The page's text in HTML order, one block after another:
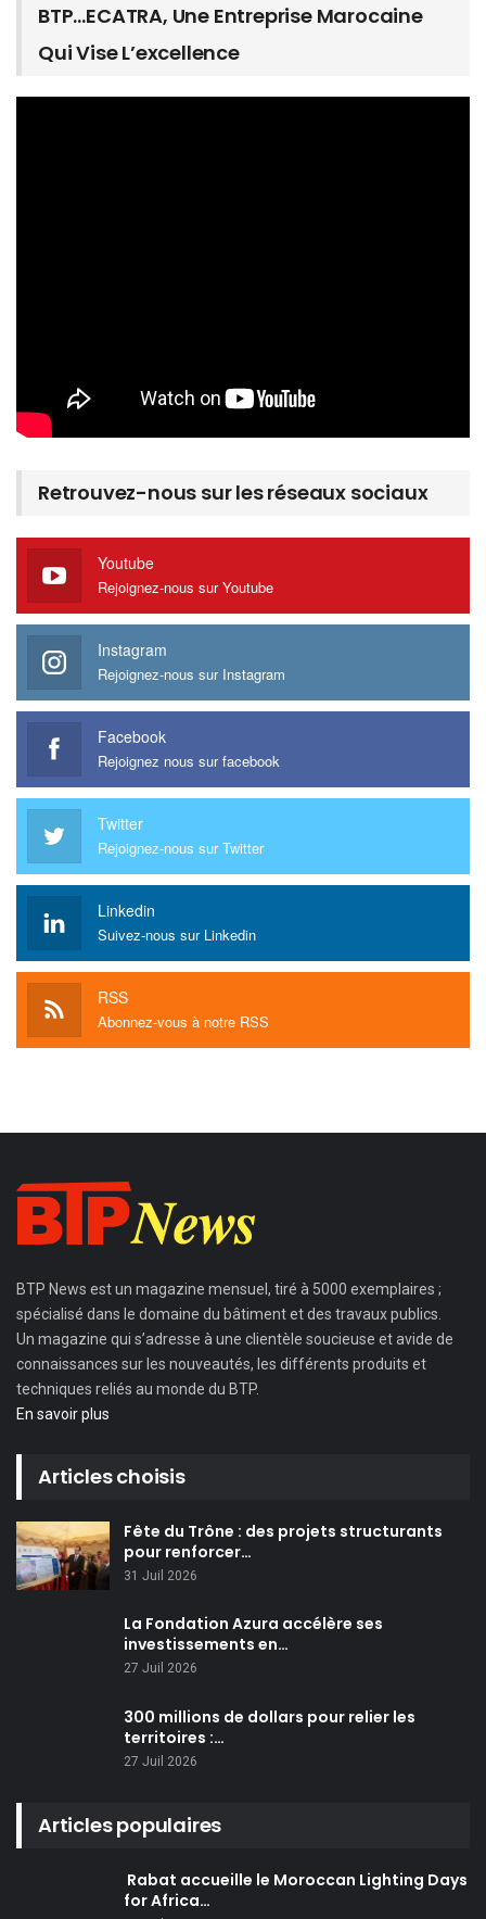
BTP…ECATRA, Une Entreprise Marocaine
Qui Vise L’excellence
Retrouvez-nous sur les réseaux sociaux
Youtube
Rejoignez-nous sur Youtube
Instagram
Rejoignez-nous sur Instagram
Facebook
Rejoignez nous sur facebook
Twitter
Rejoignez-nous sur Twitter
Linkedin
Suivez-nous sur Linkedin
RSS
Abonnez-vous à notre RSS
BTP News est un magazine mensuel, tiré à 5000 exemplaires ;
spécialisé dans le domaine du bâtiment et des travaux publics.
Un magazine qui s’adresse à une clientèle soucieuse et avide de
connaissances sur les nouveautés, les différents produits et
techniques reliés au monde du BTP.
En savoir plus
Articles choisis
Fête du Trône : des projets structurants
pour renforcer…
31 Juil 2026
La Fondation Azura accélère ses
investissements en…
27 Juil 2026
300 millions de dollars pour relier les
territoires :…
27 Juil 2026
Articles populaires
Rabat accueille le Moroccan Lighting Days
for Africa…